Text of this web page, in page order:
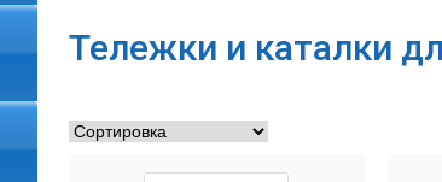
Тележки и каталки